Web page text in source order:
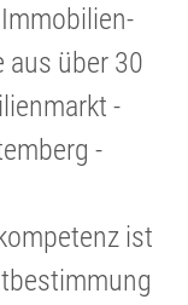
Immobi­li­en­
aus über 30
-
-
ist